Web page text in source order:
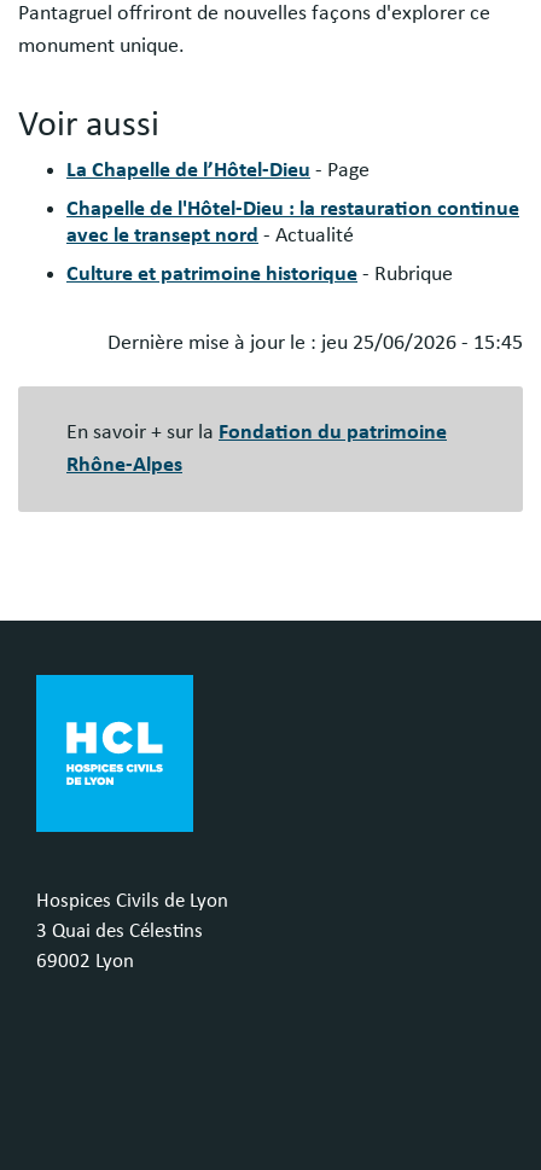
Pantagruel offriront de nouvelles façons d'explorer ce
monument unique.
Voir aussi
La Chapelle de l’Hôtel-Dieu - Page
Chapelle de l'Hôtel-Dieu : la restauration continue
avec le transept nord - Actualité
Culture et patrimoine historique - Rubrique
Dernière mise à jour le : jeu 25/06/2026 - 15:45
En savoir + sur la Fondation du patrimoine
Rhône-Alpes
Hospices Civils de Lyon
3 Quai des Célestins
69002 Lyon